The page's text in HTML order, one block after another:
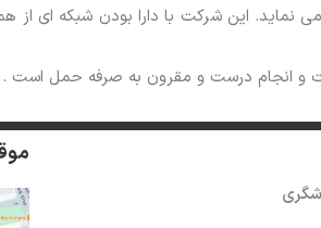
این شرکت با دارا بودن شبکه ای از
و انجام درست و مقرون به صرفه حمل است .